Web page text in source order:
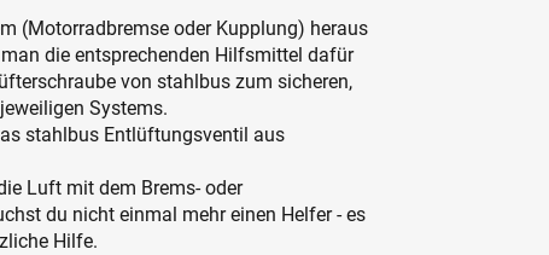
(Motorradbremse oder Kupplung) heraus
die entsprechenden Hilfsmittel dafür
von stahlbus zum sicheren,
Systems.
stahlbus Entlüftungsventil aus
Luft mit dem Brems- oder
du nicht einmal mehr einen Helfer - es
Hilfe.